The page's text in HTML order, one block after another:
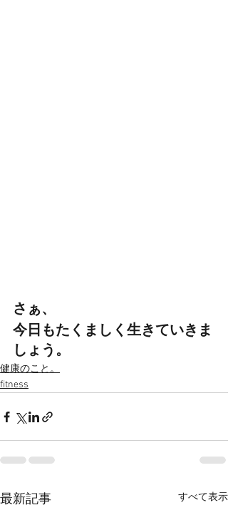
さぁ、
今日もたくましく生きていきま
しょう。
健康のこと。
fitness
最新記事 すべて表示